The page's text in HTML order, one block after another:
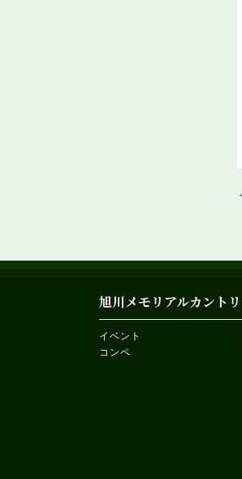
旭川メモリアルカント
イベント
コンペ